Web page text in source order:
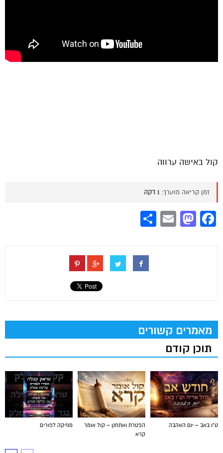
קול באישה ערווה
זמן קריאה מוערך: 1 דקה
Facebook
Mastodon
Email
מאמרים קשורים
תוכן קודם
מוזיקה לפורים
הפטרת ואתחנן – קול אומר
קרא
ט"ו באב – יום האהבה